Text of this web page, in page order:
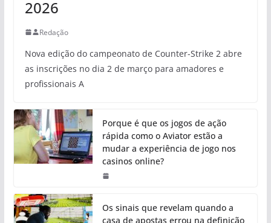
2026
Redação
Nova edição do campeonato de Counter-Strike 2 abre
as inscrições no dia 2 de março para amadores e
profissionais A
Porque é que os jogos de ação
rápida como o Aviator estão a
mudar a experiência de jogo nos
casinos online?
Os sinais que revelam quando a
casa de apostas errou na definição